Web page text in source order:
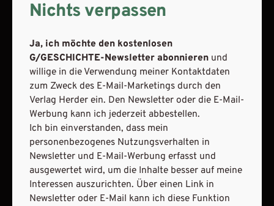
JETZT ANMELDEN
AGB und Widerrufsbelehrung
Datenschutz
Barrierefreiheit
Impressum
Nichts verpassen
Ja, ich möchte den kostenlosen
G/GESCHICHTE-Newsletter abonnieren und
willige in die Verwendung meiner Kontaktdaten
zum Zweck des E-Mail-Marketings durch den
Verlag Herder ein. Den Newsletter oder die E-Mail-
Werbung kann ich jederzeit abbestellen.
Ich bin einverstanden, dass mein
personenbezogenes Nutzungsverhalten in
Newsletter und E-Mail-Werbung erfasst und
ausgewertet wird, um die Inhalte besser auf meine
Interessen auszurichten. Über einen Link in
Newsletter oder E-Mail kann ich diese Funktion